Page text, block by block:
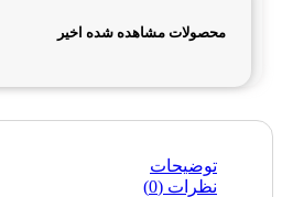
محصولات مشاهده شده اخیر
توضیحات
نظرات (0)